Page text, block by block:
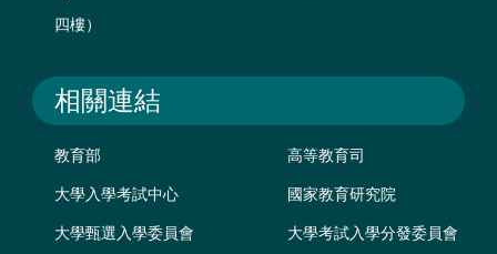
四樓）
相關連結
教育部 高等教育司
大學入學考試中心 國家教育研究院
大學甄選入學委員會 大學考試入學分發委員會